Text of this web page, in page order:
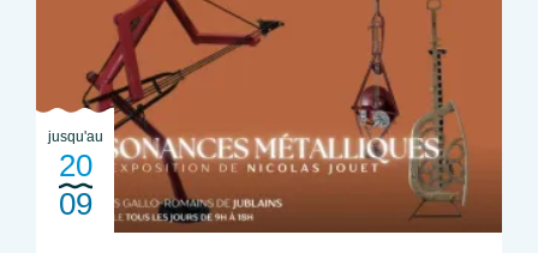
jusqu'au
20
09